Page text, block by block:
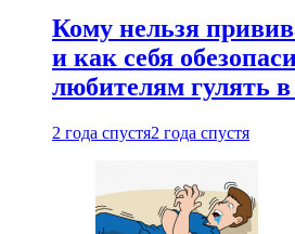
Кому нельзя
и как себя
любителям гулять в
2 года спустя2 года спустя